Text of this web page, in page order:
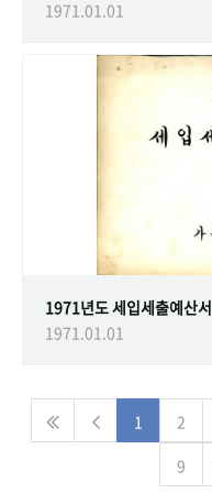
1971.01.01
1971년도 세입세출예산서
1971.01.01
1 2
9